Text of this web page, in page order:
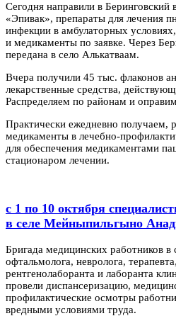
Сегодня направили в Беринговский
«Эпивак», препараты для лечения
инфекции в амбулаторных
и медикаменты по заявке. Через
передана в село Алькатваам.
Вчера получили 45 тыс. флаконов
лекарственные средства,
Распределяем по районам и
Практически ежедневно получаем,
медикаменты в лечебно-
для обеспечения медикаментами
стационаром лечении.
с 1 по 10 октября
в селе Мейныпильгыно
Бригада медицинских работников в
офтальмолога, невролога,
рентгенолаборанта и лаборанта
провели диспансеризацию,
профилактические осмотры
вредными условиями труда.